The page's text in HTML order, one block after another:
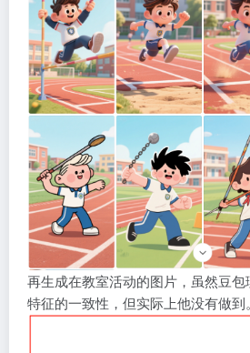
再生成在教室活动的图片，虽然豆
特征的一致性，但实际上他没有做到。